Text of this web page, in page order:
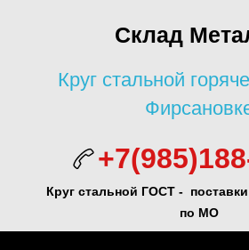
Склад
Круг стальной
Круг стальной ГОСТ -
по МО